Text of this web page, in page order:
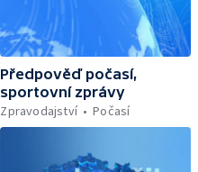
Předpověď počasí,
sportovní zprávy
Zpravodajství
Počasí